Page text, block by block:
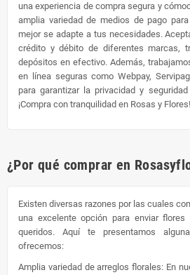
una experiencia de compra segura y
amplia variedad de medios de pago
mejor se adapte a tus necesidades.
crédito y débito de diferentes marcas,
depósitos en efectivo. Además,
en línea seguras como Webpay,
para garantizar la privacidad y
¡Compra con tranquilidad en Rosas y Flores!
¿Por qué comprar en
Existen diversas razones por las cuales
una excelente opción para enviar
queridos. Aquí te presentamos
ofrecemos:
Amplia variedad de arreglos florales: En